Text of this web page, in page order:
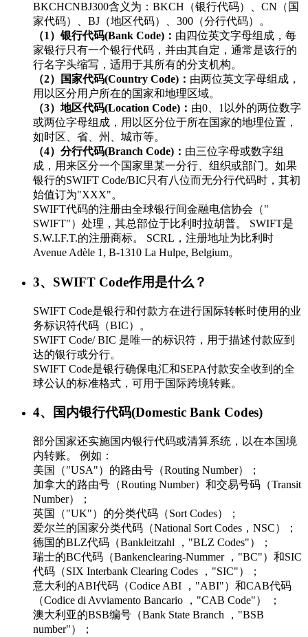
BKCHCNBJ300含义为：BKCH（银行代码）、CN（国
家代码）、BJ（地区代码）、300（分行代码）。
（1）银行代码(Bank Code)： 由四位英文字母组成，每
家银行只有一个银行代码，并由其自定，通常是该行的
行名字头缩写，适用于其所有的分支机构。
（2）国家代码(Country Code)： 由两位英文字母组成，
用以区分用户所在的国家和地理区域。
（3）地区代码(Location Code)： 由0、1以外的两位数字
或两位字母组成，用以区分位于所在国家的地理位置，
如时区、省、州、城市等。
（4）分行代码(Branch Code)： 由三位字母或数字组
成，用来区分一个国家里某一分行、组织或部门。如果
银行的SWIFT Code/BIC只有八位而无分行代码时，其初
始值订为"XXX"。
SWIFT代码的注册由全球银行间金融电信协会（"
SWIFT"）处理，其总部位于比利时拉胡普。 SWIFT是
S.W.I.F.T.的注册商标。 SCRL，注册地址为比利时
Avenue Adèle 1, B-1310 La Hulpe, Belgium。
3、SWIFT Code作用是什么？
SWIFT Code是银行和付款方在进行国际转帐时使用的业
务标识符代码（BIC）。
SWIFT Code/ BIC 是唯一的标识符，用于描述付款应到
达的银行或分行。
SWIFT Code是银行确保电汇和SEPA付款安全收到的全
球公认的标准格式，可用于国际跨境转账。
4、国内银行代码(Domestic Bank Codes)
部分国家还实施国内银行代码或清算系统，以在本国境
内转账。 例如：
美国（"USA"）的路由号（Routing Number）；
加拿大的路由号（Routing Number）和交易号码（Transit
Number）；
英国（"UK"）的分类代码（Sort Codes）；
爱尔兰的国家分类代码（National Sort Codes，NSC）；
德国的BLZ代码（Bankleitzahl ，"BLZ Codes"）；
瑞士的BC代码（Bankenclearing-Nummer ，"BC"）和SIC
代码（SIX Interbank Clearing Codes ，"SIC"）；
意大利的ABI代码（Codice ABI ，"ABI"）和CAB代码
（Codice di Avviamento Bancario ，"CAB Code"） ；
澳大利亚的BSB编号（Bank State Branch ，"BSB
number"）；